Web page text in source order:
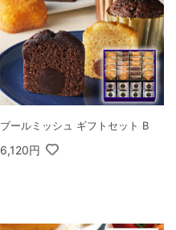
ブールミッシュ ギフトセット B
6,120円